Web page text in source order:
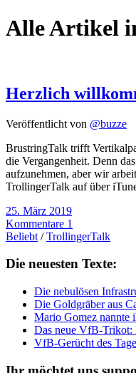
Alle Artikel
Herzlich
Veröffentlicht von @buzze
BrustringTalk trifft
die Vergangenheit. Denn
aufzunehmen, aber wir
TrollingerTalk auf über
25. März 2019
Kommentare 1
Beliebt /TrollingerTalk
Die neuesten Texte:
Die nebulösen
Die Goldgräber aus
Mario Gomez nannte
Das neue VfB-Trikot:
VfB-Gerücht des